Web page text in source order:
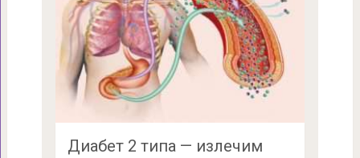
Диабет 2 типа — излечим